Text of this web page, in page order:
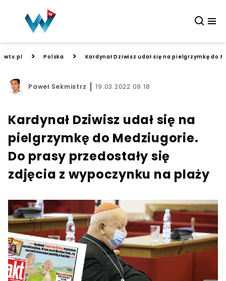
wtv.pl > Polska > Kardynał Dziwisz udał się na pielgrzymkę do
Paweł Sekmistrz 19.03.2022 09:18
Kardynał Dziwisz udał się na
pielgrzymkę do Medziugorie.
Do prasy przedostały się
zdjęcia z wypoczynku na plaży